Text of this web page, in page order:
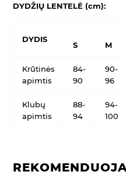
DYDŽIŲ LENTELĖ (cm):
DYDIS
S M
Krūtinės
apimtis
84-
90
90-
96
Klubų
apimtis
88-
94
94-
100